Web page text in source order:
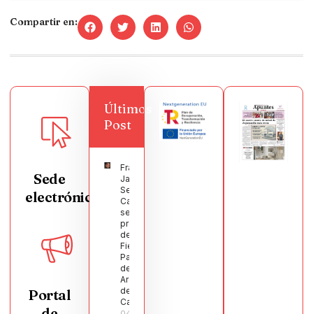
Compartir en:
Sede
electrónica
Portal
Últimos
Post
Francisco
Javier
Segura
Castellanos
será el
pregonero
de las
Fiestas
Patronales
de
Argamasilla
de
Calatrava